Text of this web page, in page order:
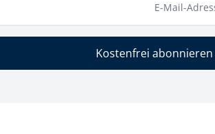
E-Mail-
Kostenfrei abonnieren